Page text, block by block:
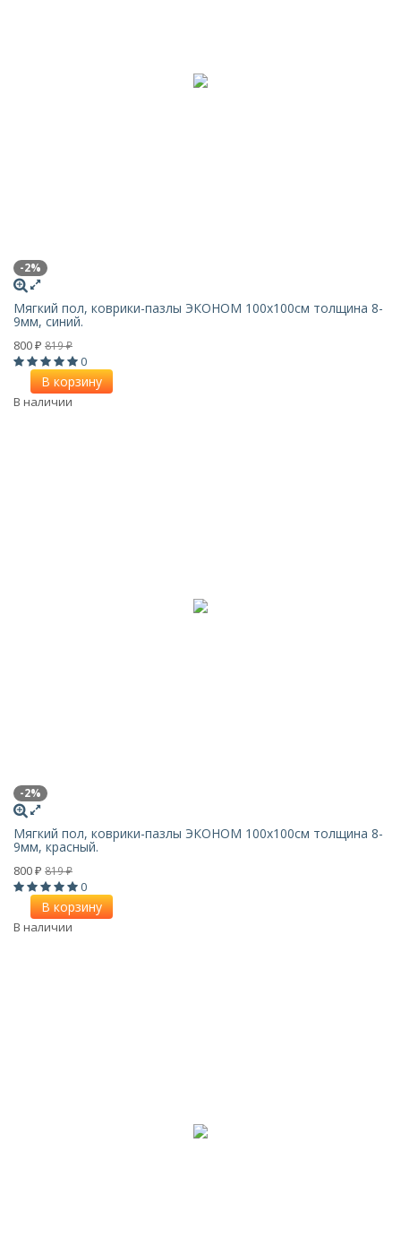
-2%
Мягкий пол, коврики-пазлы ЭКОНОМ 100х100см толщина 8-
9мм, синий.
800 ₽ 819₽
0
В корзину
В наличии
-2%
Мягкий пол, коврики-пазлы ЭКОНОМ 100х100см толщина 8-
9мм, красный.
800 ₽ 819₽
0
В корзину
В наличии